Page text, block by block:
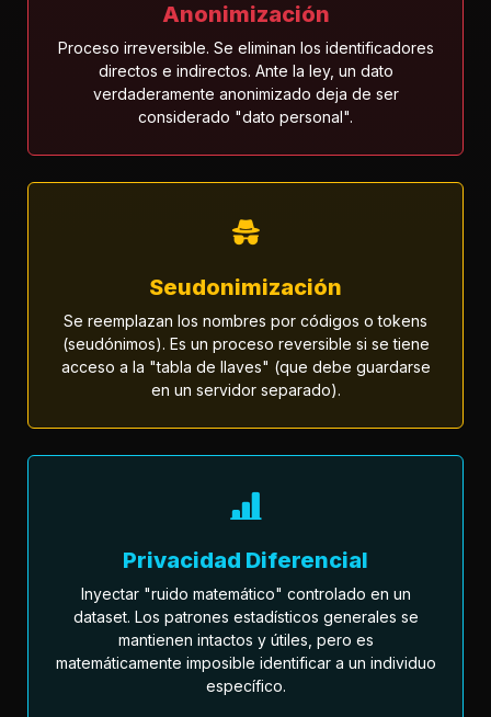
Anonimización
Proceso irreversible. Se eliminan los identificadores
directos e indirectos. Ante la ley, un dato
verdaderamente anonimizado deja de ser
considerado "dato personal".
Seudonimización
Se reemplazan los nombres por códigos o tokens
(seudónimos). Es un proceso reversible si se tiene
acceso a la "tabla de llaves" (que debe guardarse
en un servidor separado).
Privacidad Diferencial
Inyectar "ruido matemático" controlado en un
dataset. Los patrones estadísticos generales se
mantienen intactos y útiles, pero es
matemáticamente imposible identificar a un individuo
específico.